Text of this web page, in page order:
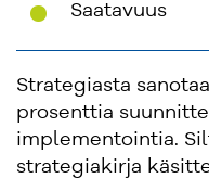
Saatavuus
Strategiasta
prosenttia
implementointia.
strategiakirja